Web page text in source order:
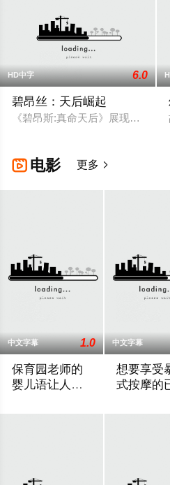
HD中字 6.0
碧昂丝：天后崛起
《碧昂斯:真命天后》展现了碧昂
 电影 更多 
中文字幕 1.0
保育园老师的
婴儿语让人超
中文字幕
想要享受
式按摩的